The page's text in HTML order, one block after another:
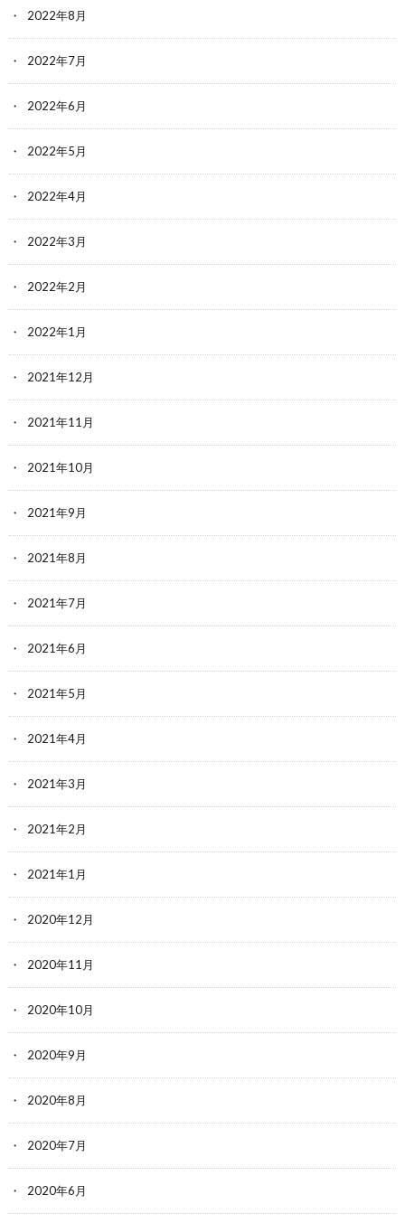
2022年8月
2022年7月
2022年6月
2022年5月
2022年4月
2022年3月
2022年2月
2022年1月
2021年12月
2021年11月
2021年10月
2021年9月
2021年8月
2021年7月
2021年6月
2021年5月
2021年4月
2021年3月
2021年2月
2021年1月
2020年12月
2020年11月
2020年10月
2020年9月
2020年8月
2020年7月
2020年6月